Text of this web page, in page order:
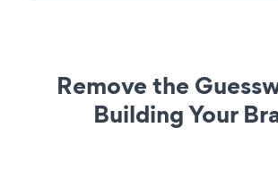
Remove the
Building Your